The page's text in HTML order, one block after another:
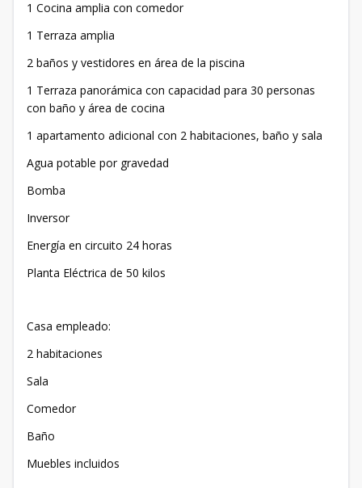
1 Cocina amplia con comedor
1 Terraza amplia
2 baños y vestidores en área de la piscina
1 Terraza panorámica con capacidad para 30 personas
con baño y área de cocina
1 apartamento adicional con 2 habitaciones, baño y sala
Agua potable por gravedad
Bomba
Inversor
Energía en circuito 24 horas
Planta Eléctrica de 50 kilos
Casa empleado:
2 habitaciones
Sala
Comedor
Baño
Muebles incluidos